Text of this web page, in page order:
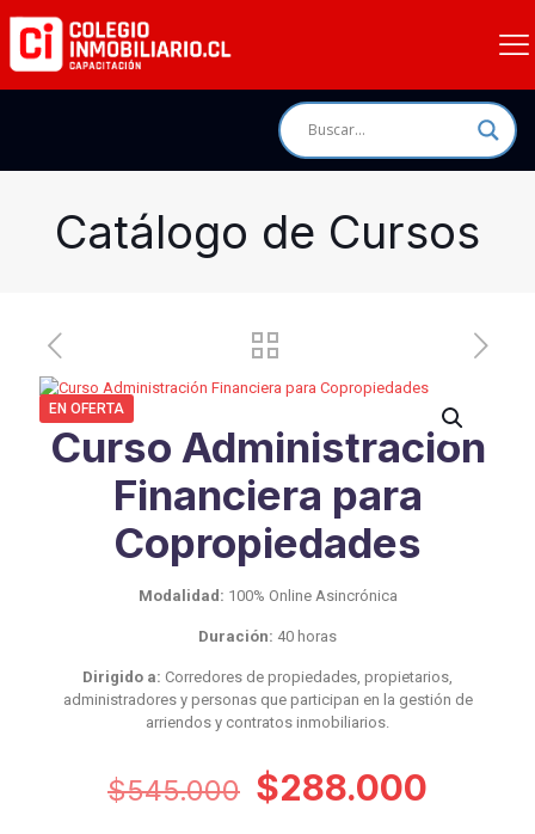
Catálogo de Cursos
EN OFERTA
Curso Administración
Financiera para
Copropiedades
Modalidad: 100% Online Asincrónica
Duración: 40 horas
Dirigido a: Corredores de propiedades, propietarios,
administradores y personas que participan en la gestión de
arriendos y contratos inmobiliarios.
$545.000 El
$288.000